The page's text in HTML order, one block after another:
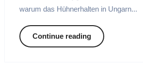
warum das Hühnerhalten in Ungarn...
Continue reading